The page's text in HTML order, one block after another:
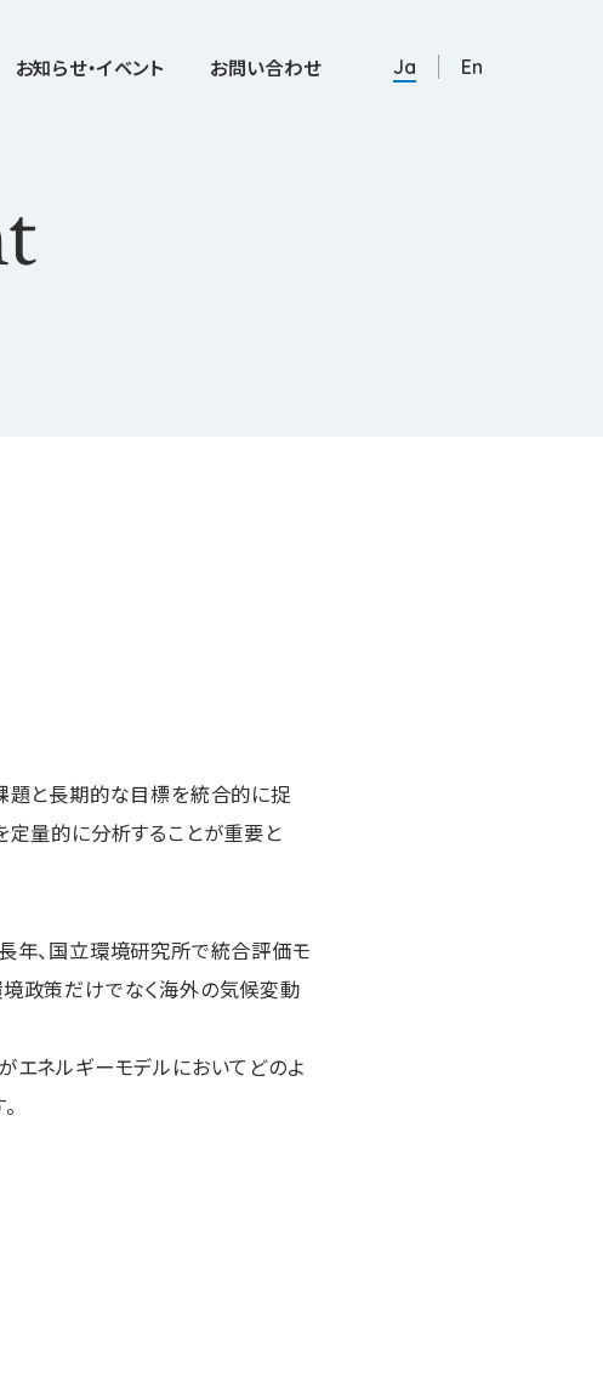
お知らせ・イベント お問い合わせ Ja En
題と長期的な目標を統合的に捉
定量的に分析することが重要と
年、国立環境研究所で統合評価モ
政策だけでなく海外の気候変動
エネルギーモデルにおいてどのよ